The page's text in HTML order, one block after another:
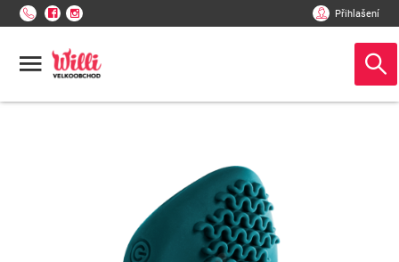
Přihlašení